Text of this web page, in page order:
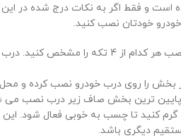
است و فقط اگر به نکات درج شده در
خودتان نصب کنید.
پیش از نصب ابتدا محل نصب هر کدام
را روی درب خودرو نصب کرده و
پایین ترین بخش صاف زیر درب نصب می
کنید تا چسب به خوبی فعال شود. این
دیگری باشد.